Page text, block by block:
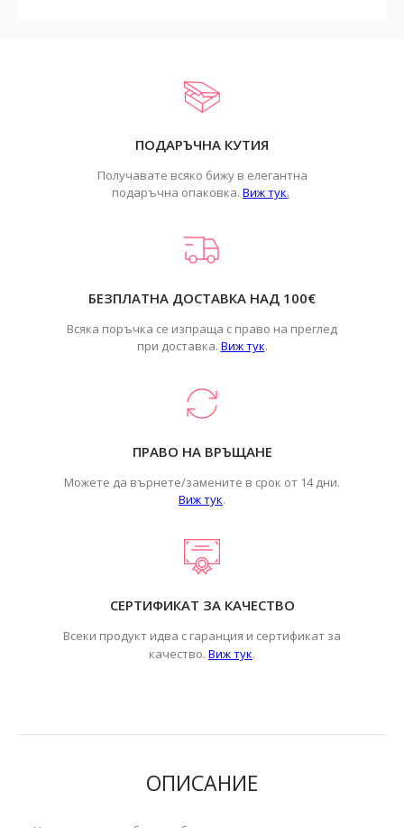
ПОДАРЪЧНА КУТИЯ
Получавате всяко бижу в елегантна
подаръчна опаковка. Виж тук.
БЕЗПЛАТНА ДОСТАВКА НАД 100€
Всяка поръчка се изпраща с право на преглед
при доставка. Виж тук.
ПРАВО НА ВРЪЩАНЕ
Можете да върнете/замените в срок от 14 дни.
Виж тук.
СЕРТИФИКАТ ЗА КАЧЕСТВО
Всеки продукт идва с гаранция и сертификат за
качество. Виж тук.
ОПИСАНИЕ